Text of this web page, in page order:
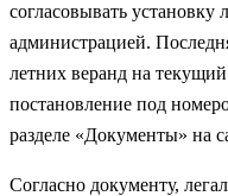
согласовывать установку
администрацией.
летних веранд на
постановление под
разделе «Документы» на
Согласно документу,